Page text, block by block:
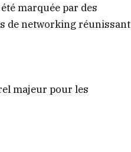
marquée par des
de networking réunissant
majeur pour les